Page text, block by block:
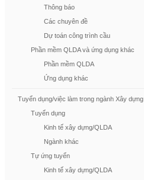
Thông báo
Các chuyên đề
Dự toán công trình cầu
Phần mềm QLDA và ứng dụng khác
Phần mềm QLDA
Ứng dụng khác
Tuyển dụng/việc làm trong ngành Xây dựng
Tuyển dụng
Kinh tế xây dựng/QLDA
Ngành khác
Tự ứng tuyển
Kinh tế xây dựng/QLDA